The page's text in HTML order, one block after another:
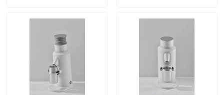
عرض الواقع الافتراضي
معلومات عنا